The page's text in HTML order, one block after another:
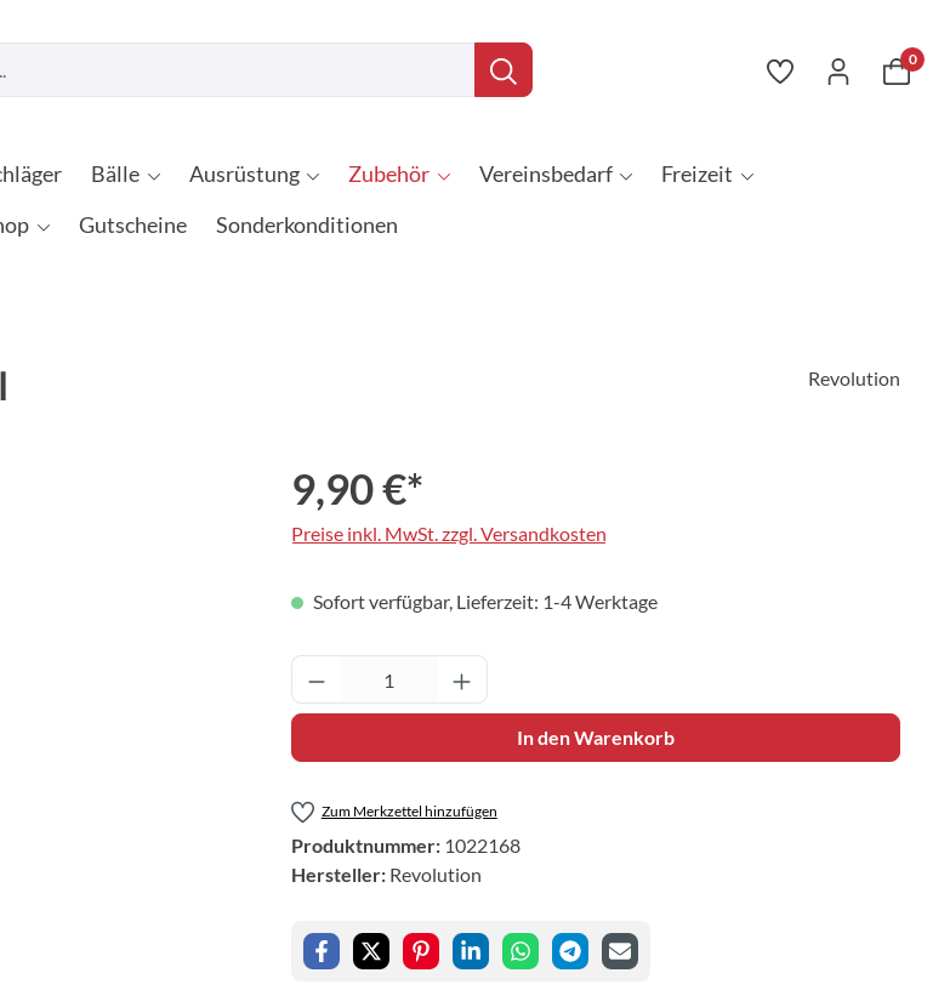
0
Bälle Ausrüstung Zubehör Vereinsbedarf
Freizeit
Gutscheine Sonderkonditionen
Revolution
9,90 €*
Preise inkl. MwSt. zzgl. Versandkosten
Sofort verfügbar, Lieferzeit: 1-4 Werktage
Produkt Anzahl: Gib den gewünschten Wert ein
In den Warenkorb
Zum Merkzettel hinzufügen
Produktnummer: 1022168
Hersteller: Revolution